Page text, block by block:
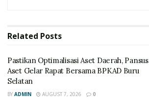
Related Posts
Pastikan Optimalisasi Aset Daerah, Pansus
Aset Gelar Rapat Bersama BPKAD Buru
Selatan
BY ADMIN AUGUST 7, 2026 0